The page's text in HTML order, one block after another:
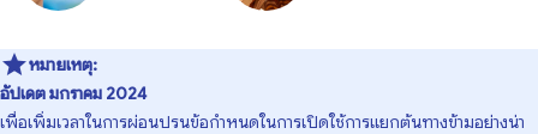
หมายเหตุ:
อัปเดต มกราคม 2024
เพื่อเพิ่มเวลาในการผ่อนปรนข้อกำหนดในการเปิดใช้การแยกต้นทางข้ามอย่างน่า